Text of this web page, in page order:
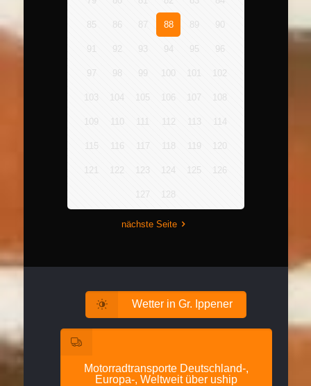
85 86 87 88 89
91 92 93 95
97 98 100 101 102
103 104 105 106 107 108
109 110 111 112 113 114
115 116 117 118 119 120
121 122 123 124 125 126
127 128
nächste Seite
Wetter in Gr. Ippener
Motorradtransporte Deutschland-,
Europa-, Weltweit über uship